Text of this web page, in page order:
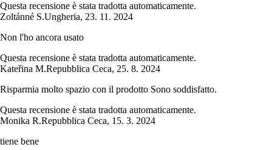
Questa recensione è stata tradotta automaticamente.
Zoltánné S.Ungheria, 23. 11. 2024
Non l'ho ancora usato
Questa recensione è stata tradotta automaticamente.
Kateřina M.Repubblica Ceca, 25. 8. 2024
Risparmia molto spazio con il prodotto Sono soddisfatto.
Questa recensione è stata tradotta automaticamente.
Monika R.Repubblica Ceca, 15. 3. 2024
tiene bene